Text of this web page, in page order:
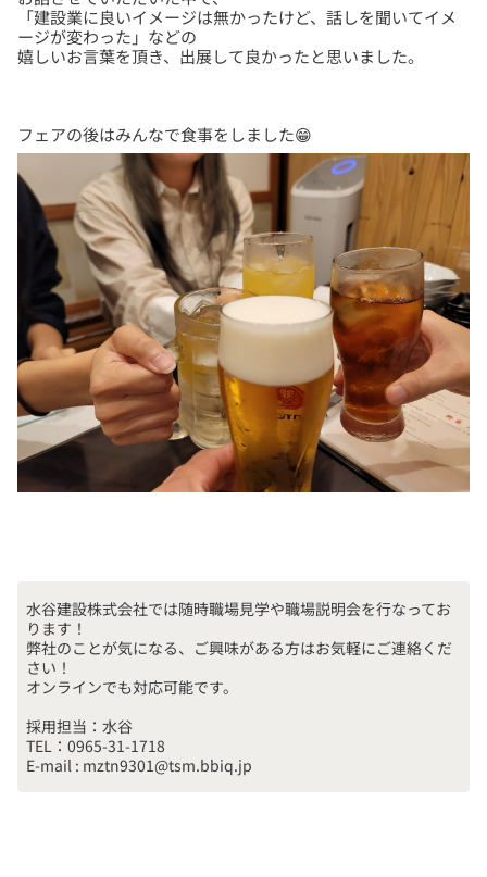
「建設業に良いイメージは無かったけど、話しを聞いてイメ
ージが変わった」などの
水谷建設株式会社では随時職場見学や職場説明会を行なってお
ります！
弊社のことが気になる、ご興味がある方はお気軽にご連絡くだ
さい！
採用担当：水谷
TEL：0965-31-1718
E-mail : mztn9301@tsm.bbiq.jp